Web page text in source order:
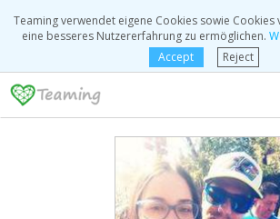
Teaming verwendet eigene Cookies sowie
eine besseres Nutzererfahrung zu ermöglichen.
Accept
Reject